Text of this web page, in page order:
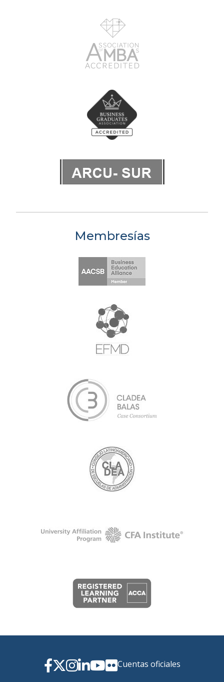
Membresías
Cuentas oficiales